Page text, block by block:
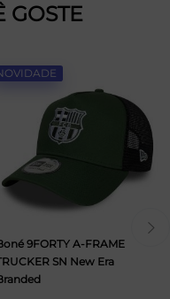
GOSTE
9FORTY A-FRAME
SN New Era